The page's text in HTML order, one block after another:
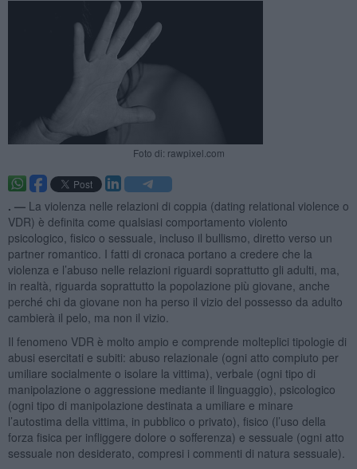
Foto di: rawpixel.com
. — La violenza nelle relazioni di coppia (dating relational violence o
VDR) è definita come qualsiasi comportamento violento
psicologico, fisico o sessuale, incluso il bullismo, diretto verso un
partner romantico. I fatti di cronaca portano a credere che la
violenza e l’abuso nelle relazioni riguardi soprattutto gli adulti, ma,
in realtà, riguarda soprattutto la popolazione più giovane, anche
perché chi da giovane non ha perso il vizio del possesso da adulto
cambierà il pelo, ma non il vizio.
Il fenomeno VDR è molto ampio e comprende molteplici tipologie di
abusi esercitati e subiti: abuso relazionale (ogni atto compiuto per
umiliare socialmente o isolare la vittima), verbale (ogni tipo di
manipolazione o aggressione mediante il linguaggio), psicologico
(ogni tipo di manipolazione destinata a umiliare e minare
l’autostima della vittima, in pubblico o privato), fisico (l’uso della
forza fisica per infliggere dolore o sofferenza) e sessuale (ogni atto
sessuale non desiderato, compresi i commenti di natura sessuale).